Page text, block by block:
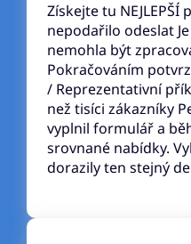
Získejte tu
nepodařilo odeslat
nemohla být
Pokračováním
/ Reprezentativní
než tisíci zákazníky
vyplnil formulář a
srovnané nabídky.
dorazily ten stejný